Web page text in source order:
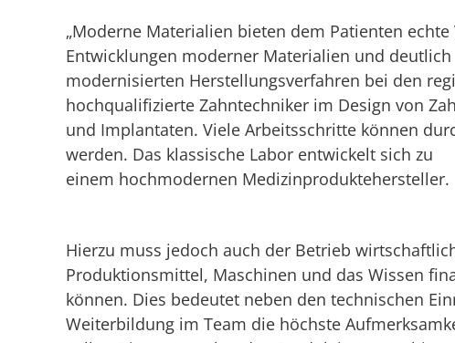
„Moderne Materialien bieten dem Patienten
Entwicklungen moderner Materialien und deutlich
modernisierten Herstellungsverfahren bei den
hochqualifizierte Zahntechniker im Design von
und Implantaten. Viele Arbeitsschritte können
werden. Das klassische Labor entwickelt sich zu
einem hochmodernen Medizinproduktehersteller.
Hierzu muss jedoch auch der Betrieb
Produktionsmittel, Maschinen und das Wissen
können. Dies bedeutet neben den technischen
Weiterbildung im Team die höchste